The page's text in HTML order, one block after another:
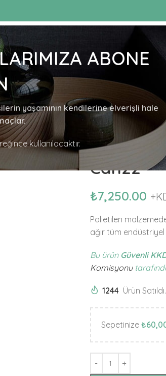
ABONE
yaşamının kendilerine elverişli hale
kullanılacaktır.
İLETIŞIM ERGONOMI YAYINLARI
Ana Sayfa
Can22
₺7,250.00
Polietilen
ağır tüm
Bu ürün Güvenli
Komisyonu
1244 Ürün
Sepetinize ₺